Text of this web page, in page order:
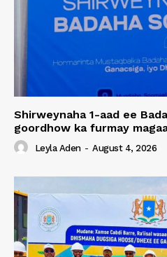
Shirweynaha 1-aad ee
goordhow ka furmay
Leyla Aden - August 4, 2026